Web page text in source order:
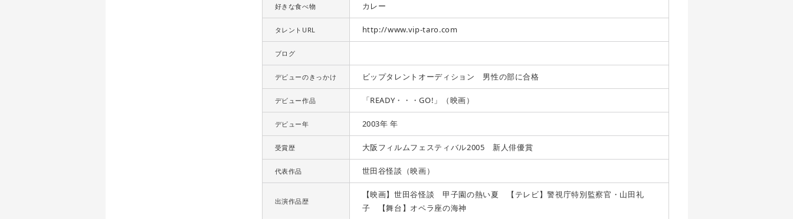
好きな食べ物 カレー
タレントURL http://www.vip-taro.com
ブログ
デビューのきっかけ ビップタレントオーディション 男性の部に合格
デビュー作品 「READY・・・GO!」（映画）
デビュー年 2003年 年
受賞歴 大阪フィルムフェスティバル2005 新人俳優賞
代表作品 世田谷怪談（映画）
出演作品歴
【映画】世田谷怪談 甲子園の熱い夏 【テレビ】警視庁特別監察官・山田礼
子 【舞台】オペラ座の海神